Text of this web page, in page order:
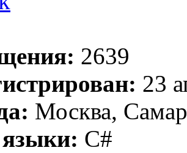
2639
23
Москва,
языки: C#